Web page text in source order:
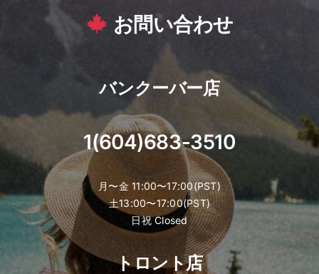
お問い合わせ
バンクーバー店
1(604)683-3510
月〜金 11:00〜17:00(PST)
土13:00〜17:00(PST)
日祝 Closed
トロント店